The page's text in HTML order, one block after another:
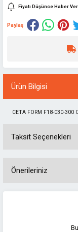
Fiyatı Düşünce Haber Ver
Paylaş
Ürün Bilgisi
CETA FORM F18-030-300
Taksit Seçenekleri
Önerileriniz
Görüş ve önerileriniz